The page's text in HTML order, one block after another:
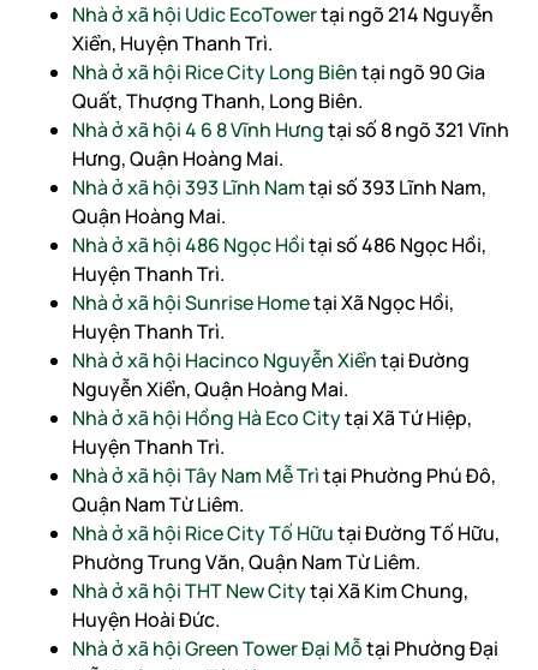
Nhà ở xã hội Udic EcoTowertại ngõ 214 Nguyễn
Xiển, Huyện Thanh Trì.
Nhà ở xã hội Rice City Long Biêntại ngõ 90 Gia
Quất, Thượng Thanh, Long Biên.
Nhà ở xã hội 4 6 8 Vĩnh Hưngtại số 8 ngõ 321 Vĩnh
Hưng, Quận Hoàng Mai.
Nhà ở xã hội 393 Lĩnh Namtại số 393 Lĩnh Nam,
Quận Hoàng Mai.
Nhà ở xã hội 486 Ngọc Hồitại số 486 Ngọc Hồi,
Huyện Thanh Trì.
Nhà ở xã hội Sunrise Hometại Xã Ngọc Hồi,
Huyện Thanh Trì.
Nhà ở xã hội Hacinco Nguyễn Xiểntại Đường
Nguyễn Xiển, Quận Hoàng Mai.
Nhà ở xã hội Hồng Hà Eco Citytại Xã Tứ Hiệp,
Huyện Thanh Trì.
Nhà ở xã hội Tây Nam Mễ Trìtại Phường Phú Đô,
Quận Nam Từ Liêm.
Nhà ở xã hội Rice City Tố Hữutại Đường Tố Hữu,
Phường Trung Văn, Quận Nam Từ Liêm.
Nhà ở xã hội THT New Citytại Xã Kim Chung,
Huyện Hoài Đức.
Nhà ở xã hội Green Tower Đại Mỗtại Phường Đại